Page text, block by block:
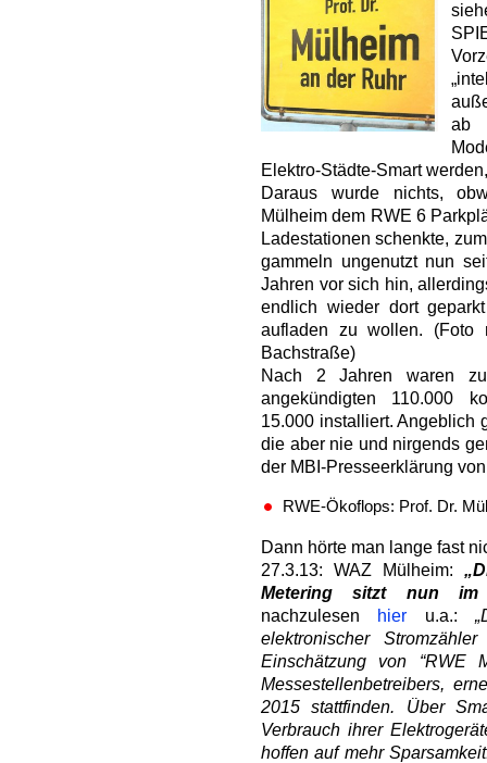
ab
Elektro-Städte-Smart
Daraus wurde nichts,
Mülheim dem RWE 6
Ladestationen schenkte,
gammeln ungenutzt nun
Jahren vor sich hin,
endlich wieder dort
aufladen zu wollen. (Foto
Bachstraße)
Nach 2 Jahren waren
angekündigten 110.000
15.000 installiert. Angeblich
die aber nie und nirgends
der MBI-Presseerklärung
RWE-Ökoflops: Prof. Dr.
Dann hörte man lange fast
27.3.13: WAZ Mülheim:
Metering sitzt nun im
nachzulesen hier u.a.:
elektronischer
Einschätzung von “RWE
Messestellenbetreibers,
2015 stattfinden. Über
Verbrauch ihrer
hoffen auf mehr